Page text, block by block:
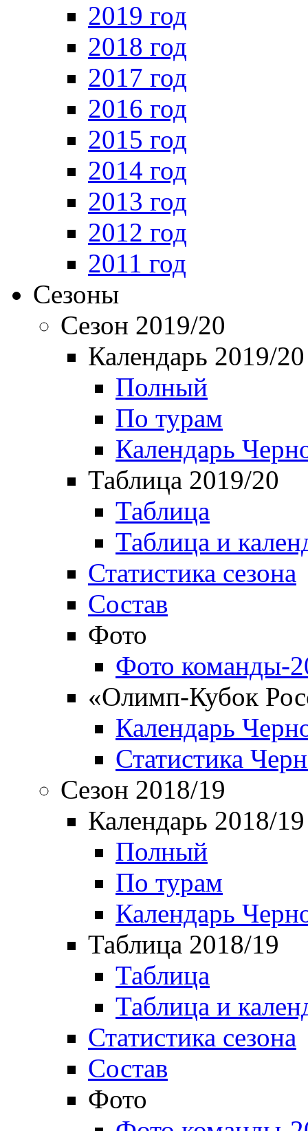
2019 год
2018 год
2017 год
2016 год
2015 год
2014 год
2013 год
2012 год
2011 год
Сезоны
Сезон 2019/20
Календарь 2019/20
Полный
По турам
Календарь
Таблица 2019/20
Таблица
Таблица и
Статистика сезона
Состав
Фото
Фото команды-
«Олимп-Кубок
Календарь
Статистика
Сезон 2018/19
Календарь 2018/19
Полный
По турам
Календарь
Таблица 2018/19
Таблица
Таблица и
Статистика сезона
Состав
Фото